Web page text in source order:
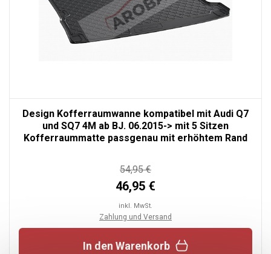
Design Kofferraumwanne kompatibel mit Audi Q7
und SQ7 4M ab BJ. 06.2015-> mit 5 Sitzen
Kofferraummatte passgenau mit erhöhtem Rand
54,95 €
46,95 €
inkl. MwSt.
Zahlung und Versand
In den Warenkorb